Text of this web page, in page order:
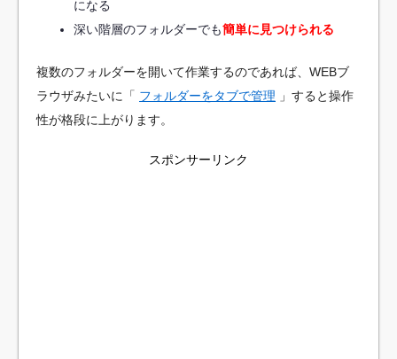
になる
深い階層のフォルダーでも簡単に見つけられる
複数のフォルダーを開いて作業するのであれば、WEBブ
ラウザみたいに「 フォルダーをタブで管理 」すると操作
性が格段に上がります。
スポンサーリンク